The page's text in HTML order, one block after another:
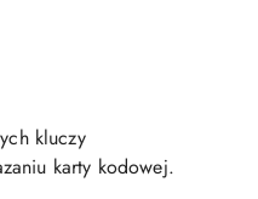
kluczy
karty kodowej.